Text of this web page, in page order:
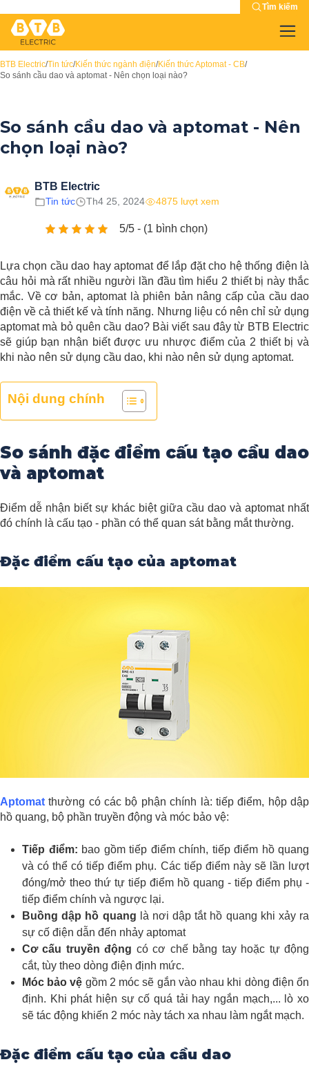
Tìm kiếm
BTB Electric/Tin tức/Kiến thức ngành điện/Kiến thức Aptomat - CB/
So sánh cầu dao và aptomat - Nên chọn loại nào?
So sánh cầu dao và aptomat - Nên
chọn loại nào?
BTB Electric
Tin tức Th4 25, 2024 4875 lượt xem
5/5 - (1 bình chọn)
Lựa chọn cầu dao hay aptomat để lắp đặt cho hệ thống điện là
câu hỏi mà rất nhiều người lần đầu tìm hiểu 2 thiết bị này thắc
mắc. Về cơ bản, aptomat là phiên bản nâng cấp của cầu dao
điện về cả thiết kế và tính năng. Nhưng liệu có nên chỉ sử dụng
aptomat mà bỏ quên cầu dao? Bài viết sau đây từ BTB Electric
sẽ giúp bạn nhận biết được ưu nhược điểm của 2 thiết bị và
khi nào nên sử dụng cầu dao, khi nào nên sử dụng aptomat.
Nội dung chính
So sánh đặc điểm cấu tạo cầu dao
và aptomat
Điểm dễ nhận biết sự khác biệt giữa cầu dao và aptomat nhất
đó chính là cấu tạo - phần có thể quan sát bằng mắt thường.
Đặc điểm cấu tạo của aptomat
Aptomat thường có các bộ phận chính là: tiếp điểm, hộp dập
hồ quang, bộ phần truyền động và móc bảo vệ:
Tiếp điểm: bao gồm tiếp điểm chính, tiếp điểm hồ quang
và có thể có tiếp điểm phụ. Các tiếp điểm này sẽ lần lượt
đóng/mở theo thứ tự tiếp điểm hồ quang - tiếp điểm phụ -
tiếp điểm chính và ngược lại.
Buồng dập hồ quang là nơi dập tắt hồ quang khi xảy ra
sự cố điện dẫn đến nhảy aptomat
Cơ cấu truyền động có cơ chế bằng tay hoặc tự động
cắt, tùy theo dòng điện định mức.
Móc bảo vệ gồm 2 móc sẽ gắn vào nhau khi dòng điện ổn
định. Khi phát hiện sự cố quá tải hay ngắn mạch,... lò xo
sẽ tác động khiến 2 móc này tách xa nhau làm ngắt mạch.
Đặc điểm cấu tạo của cầu dao